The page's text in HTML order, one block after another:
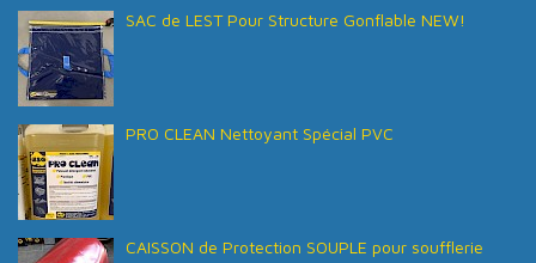
SAC de LEST Pour Structure Gonflable NEW!
PRO CLEAN Nettoyant Spécial PVC
CAISSON de Protection SOUPLE pour soufflerie